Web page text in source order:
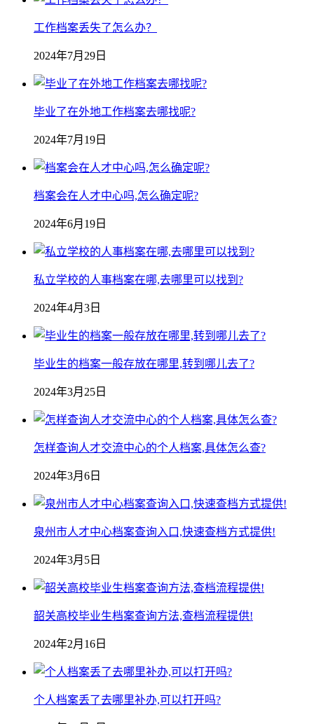
工作档案丢失了怎么办？
2024年7月29日
毕业了在外地工作档案去哪找呢?
2024年7月19日
档案会在人才中心吗,怎么确定呢?
2024年6月19日
私立学校的人事档案在哪,去哪里可以找到?
2024年4月3日
毕业生的档案一般存放在哪里,转到哪儿去了?
2024年3月25日
怎样查询人才交流中心的个人档案,具体怎么查?
2024年3月6日
泉州市人才中心档案查询入口,快速查档方式提供!
2024年3月5日
韶关高校毕业生档案查询方法,查档流程提供!
2024年2月16日
个人档案丢了去哪里补办,可以打开吗?